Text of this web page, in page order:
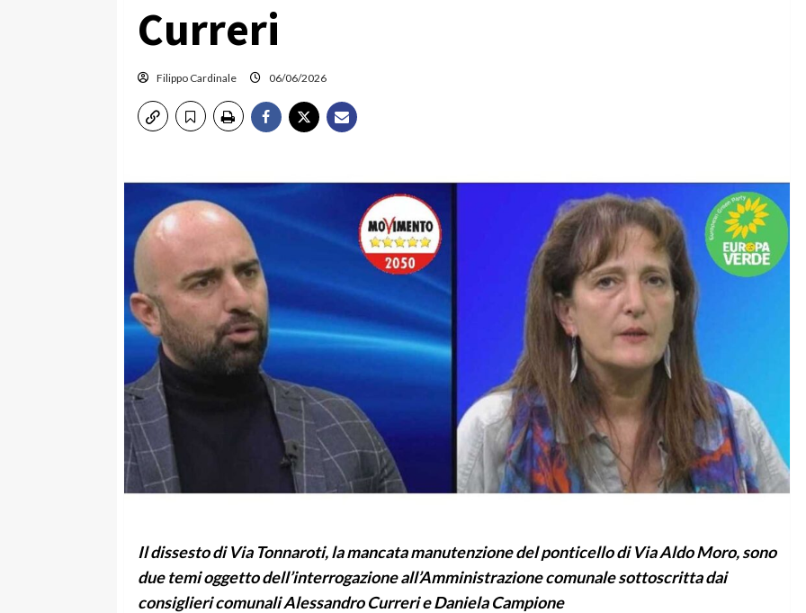
Curreri
Filippo Cardinale 06/06/2026
Il dissesto di Via Tonnaroti, la mancata manutenzione del ponticello di Via Aldo Moro, sono
due temi oggetto dell’interrogazione all’Amministrazione comunale sottoscritta dai
consiglieri comunali Alessandro Curreri e Daniela Campione